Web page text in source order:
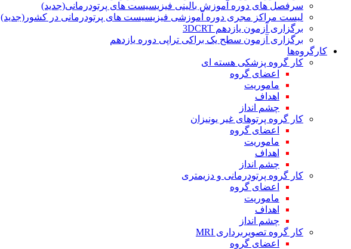
سرفصل های دوره آموزش بالینی فیزیسیست های پرتودرمانی(جدید)
لیست مراکز مجری دوره آموزشی فیزیسیست های پرتودرمانی در کشور(جدید)
برگزاری آزمون یازدهم 3DCRT
برگزاری آزمون سطح یک براکی تراپی دوره یازدهم
کارگروه‌ها
کار گروه پزشکی هسته ای
اعضای گروه
ماموریت
اهداف
چشم انداز
کار گروه پرتوهای غیر یونیزان
اعضای گروه
ماموریت
اهداف
چشم انداز
کار گروه پرتودرمانی و دزیمتری
اعضای گروه
ماموریت
اهداف
چشم انداز
کار گروه تصویربرداری MRI
اعضای گروه